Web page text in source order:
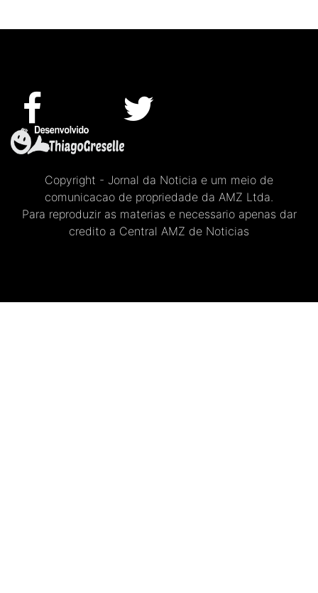
Copyright - Jornal da Noticia e um meio de
comunicacao de propriedade da AMZ Ltda.
Para reproduzir as materias e necessario apenas dar
credito a Central AMZ de Noticias